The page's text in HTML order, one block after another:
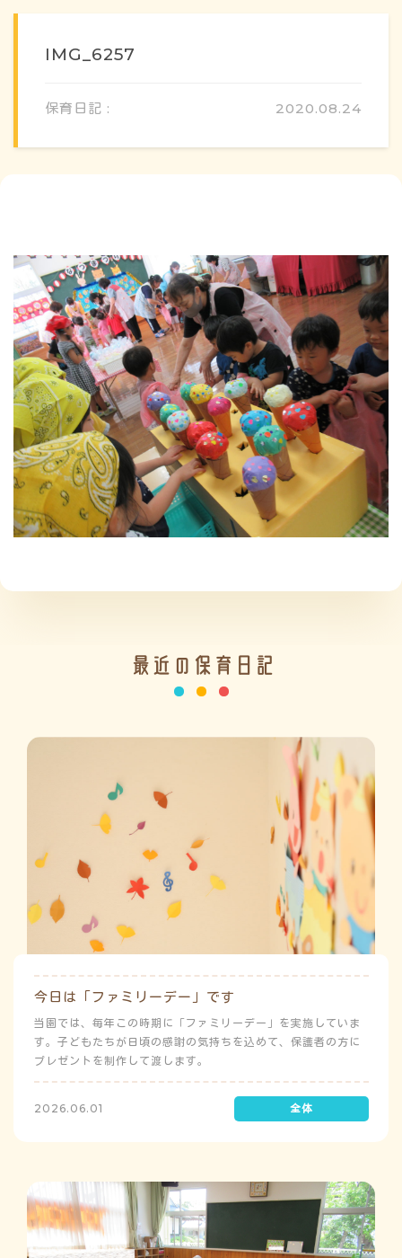
IMG_6257
保育日記 : 2020.08.24
最近の保育日記
今日は「ファミリーデー」です
当園では、毎年この時期に「ファミリーデー」を実施していま
す。子どもたちが日頃の感謝の気持ちを込めて、保護者の方に
プレゼントを制作して渡します。
2026.06.01
ゅう
方針・カリキュラム
1日のスケジュール
年間行事
施設の紹介
情報公開